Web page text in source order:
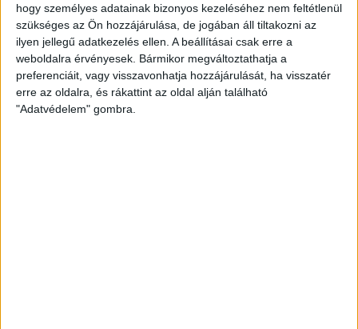
hogy személyes adatainak bizonyos kezeléséhez nem feltétlenül
szükséges az Ön hozzájárulása, de jogában áll tiltakozni az
ilyen jellegű adatkezelés ellen. A beállításai csak erre a
weboldalra érvényesek. Bármikor megváltoztathatja a
preferenciáit, vagy visszavonhatja hozzájárulását, ha visszatér
erre az oldalra, és rákattint az oldal alján található
"Adatvédelem" gombra.
NEMZETISÉG
Magyarország
POZÍCIÓ
Csatárok
ÉLETKOR